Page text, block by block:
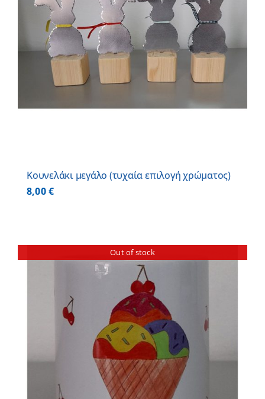
Κουνελάκι μεγάλο (τυχαία επιλογή χρώματος)
8,00€
Out of stock